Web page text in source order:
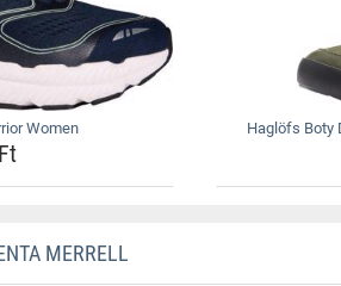
Women Haglöfs Boty
MERRELL